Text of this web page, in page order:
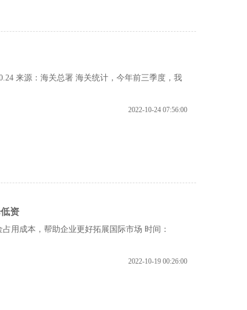
来源：海关总署 海关统计，今年前三季度，我
2022-10-24 07:56:00
资
用成本，帮助企业更好拓展国际市场 时间：
2022-10-19 00:26:00